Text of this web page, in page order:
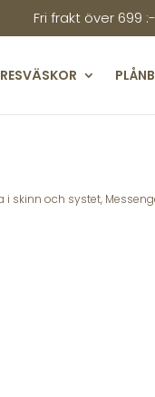
Fri frakt över 699 :-
RESVÄSKOR
i skinn och systet,